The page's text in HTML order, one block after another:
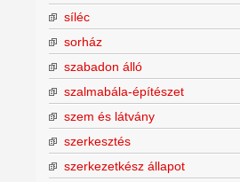
síléc
sorház
szabadon álló
szalmabála-építészet
szem és látvány
szerkesztés
szerkezetkész állapot